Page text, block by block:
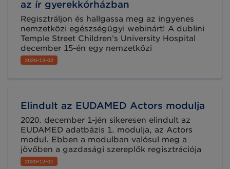
az ír gyerekkórházban
Regisztráljon és hallgassa meg az ingyenes
nemzetközi egészségügyi webinárt! A dublini
Temple Street Children’s University Hospital
december 15-én egy nemzetközi
egészségügyi webinár keretében mutatja be a
szerializált tápszer nyomonkövetési
2020-12-02
Elindult az EUDAMED Actors modulja
2020. december 1-jén sikeresen elindult az
EUDAMED adatbázis 1. modulja, az Actors
modul. Ebben a modulban valósul meg a
jövőben a gazdasági szereplők regisztrációja
és nyilvántartása. Az orvostechnikai eszközök
2020-12-01